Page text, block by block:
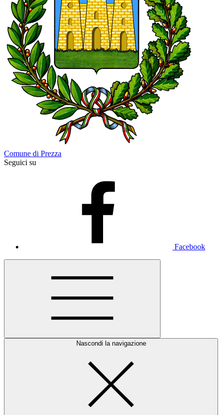
Comune di Prezza
Seguici su
Facebook
Nascondi la navigazione